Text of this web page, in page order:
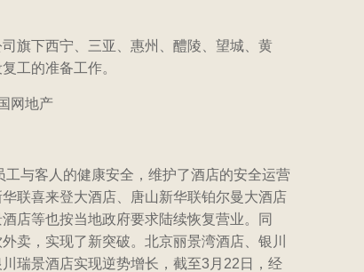
旗下西宁、三亚、惠州、醴陵、望城、黄
工的准备工作。
与客人的健康安全，维护了酒店的安全运营
联喜来登大酒店、唐山新华联铂尔曼大酒店
店等也按当地政府要求陆续恢复营业。同
卖，实现了新突破。北京丽景湾酒店、银川
瑞景酒店实现逆势增长，截至3月22日，经